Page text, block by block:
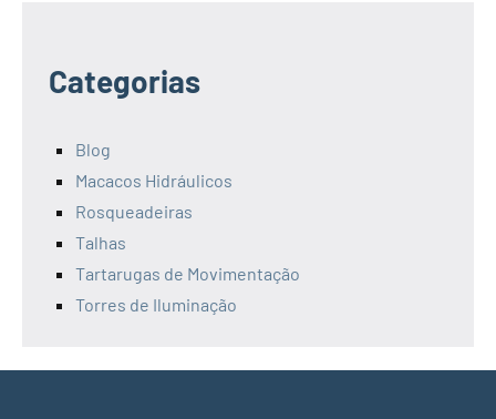
Categorias
Blog
Macacos Hidráulicos
Rosqueadeiras
Talhas
Tartarugas de Movimentação
Torres de Iluminação